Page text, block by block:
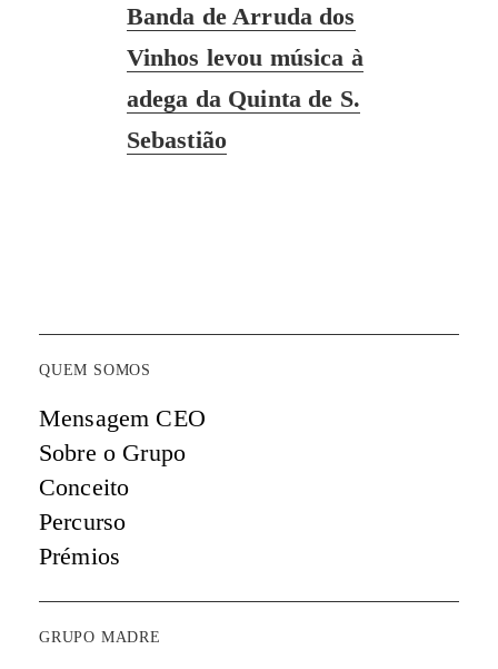
Next
Banda de Arruda dos
Vinhos levou música à
adega da Quinta de S.
Sebastião
QUEM SOMOS
Mensagem CEO
Sobre o Grupo
Conceito
Percurso
Prémios
GRUPO MADRE